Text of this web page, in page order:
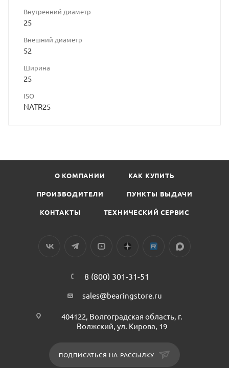
Внутренний диаметр
25
Внешний диаметр
52
Ширина
25
ISO
NATR25
О КОМПАНИИ КАК КУПИТЬ
ПРОИЗВОДИТЕЛИ ПУНКТЫ ВЫДАЧИ
КОНТАКТЫ ТЕХНИЧЕСКИЙ СЕРВИС
8 (800) 301-31-51
sales@bearingstore.ru
404122, Волгоградская область, г.
Волжский, ул. Кирова, 19
ПОДПИСАТЬСЯ НА РАССЫЛКУ